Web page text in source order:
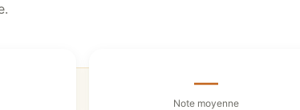
—
Note moyenne